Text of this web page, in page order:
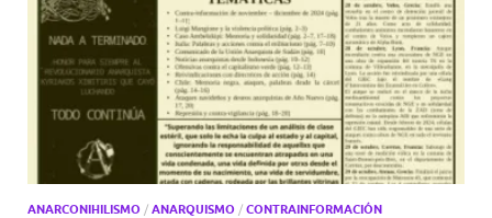
ANARCONIHILISMO / ANARQUISMO / CONTRAINFORMACIÓN